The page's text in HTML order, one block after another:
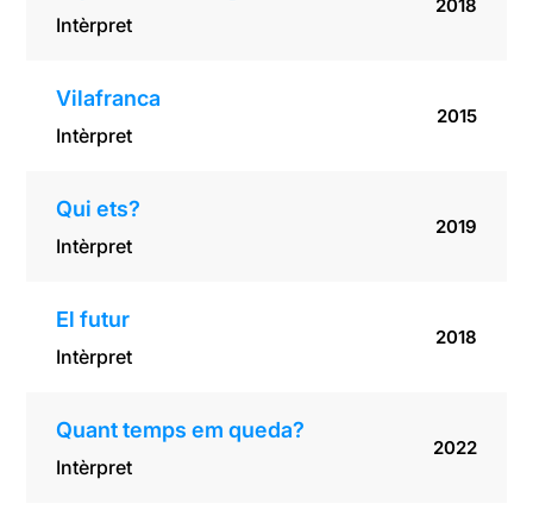
Intèrpret
2018
Vilafranca
Intèrpret
2015
Qui ets?
Intèrpret
2019
El futur
Intèrpret
2018
Quant temps em queda?
Intèrpret
2022